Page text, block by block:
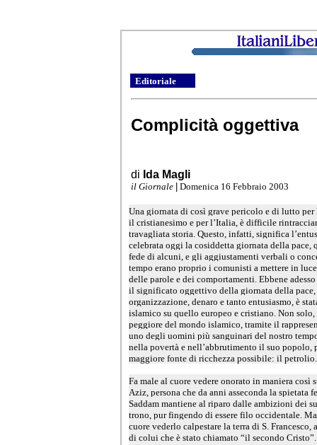
Editoriale
Complicità oggettiva
di Ida Magli
il Giornale Domenica 16 Febbraio 2003
Una giornata di così grave pericolo e di lutto per
il cristianesimo e per l’Italia, è difficile
travagliata storia. Questo, infatti, significa
celebrata oggi la cosiddetta giornata della pace,
fede di alcuni, e gli aggiustamenti verbali o
tempo erano proprio i comunisti a mettere in
delle parole e dei comportamenti. Ebbene
il significato oggettivo della giornata della
organizzazione, denaro e tanto entusiasmo, è
islamico su quello europeo e cristiano. Non
peggiore del mondo islamico, tramite il
uno degli uomini più sanguinari del nostro
nella povertà e nell’abbrutimento il suo popolo,
maggiore fonte di ricchezza possibile: il petrolio.
Fa male al cuore vedere onorato in maniera così
Aziz, persona che da anni asseconda la spietata
Saddam mantiene al riparo dalle ambizioni dei
trono, pur fingendo di essere filo occidentale.
cuore vederlo calpestare la terra di S.
di colui che è stato chiamato “il secondo